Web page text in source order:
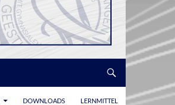
DOWNLOADS LERNMITTEL